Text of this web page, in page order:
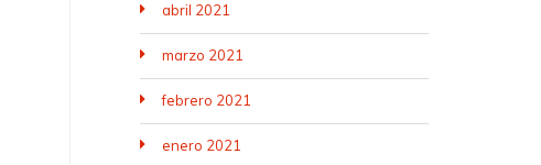
abril 2021
marzo 2021
febrero 2021
enero 2021